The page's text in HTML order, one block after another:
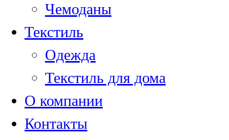
Чемоданы
Текстиль
Одежда
Текстиль для дома
О компании
Контакты